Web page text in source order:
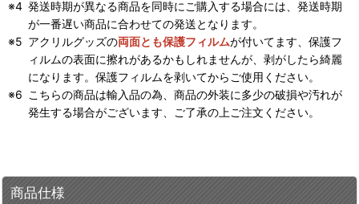
発送時期が異なる商品を同時にご購入する場合には、発送時期
が一番遅い商品に合わせての発送となります。
アクリルグッズの両面とも保護フィルムが付いてます、保護フ
ィルムの表面に擦れがあるかもしれませんが、剥がしたら綺麗
になります。保護フィルムを剥いてからご使用ください。
こちらの商品は輸入品の為、商品の外装に多少の破損や汚れが
発生する場合がございます、ご了承の上ご注文ください。
商品仕様